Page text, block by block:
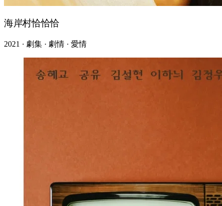
海岸村恰恰恰
2021 · 劇集 · 劇情 · 愛情